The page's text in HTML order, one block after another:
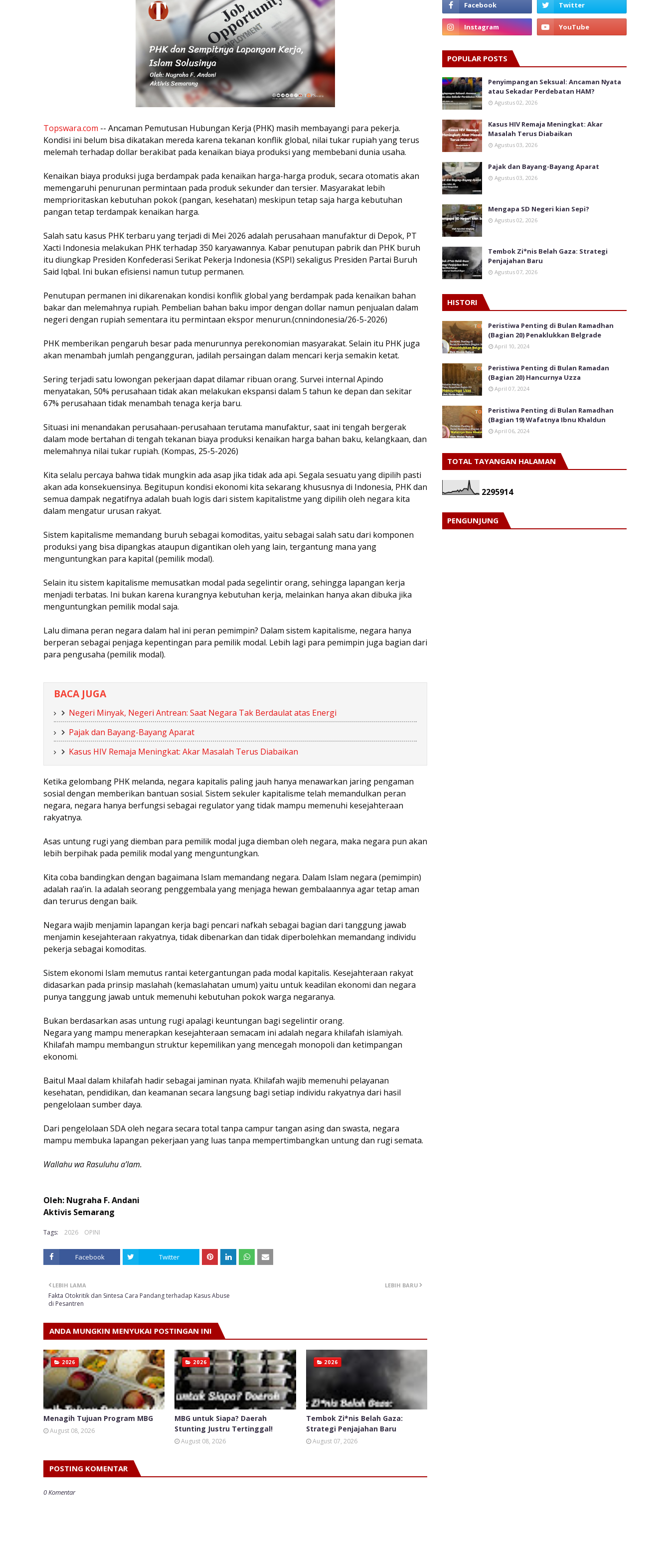
Topswara.com -- Ancaman Pemutusan Hubungan Kerja (PHK) masih membayangi para pekerja.
Kondisi ini belum bisa dikatakan mereda karena tekanan konflik global, nilai tukar rupiah yang terus
melemah terhadap dollar berakibat pada kenaikan biaya produksi yang membebani dunia usaha.
Kenaikan biaya produksi juga berdampak pada kenaikan harga-harga produk, secara otomatis akan
memengaruhi penurunan permintaan pada produk sekunder dan tersier. Masyarakat lebih
memprioritaskan kebutuhan pokok (pangan, kesehatan) meskipun tetap saja harga kebutuhan
pangan tetap terdampak kenaikan harga.
Salah satu kasus PHK terbaru yang terjadi di Mei 2026 adalah perusahaan manufaktur di Depok, PT
Xacti Indonesia melakukan PHK terhadap 350 karyawannya. Kabar penutupan pabrik dan PHK buruh
itu diungkap Presiden Konfederasi Serikat Pekerja Indonesia (KSPI) sekaligus Presiden Partai Buruh
Said Iqbal. Ini bukan efisiensi namun tutup permanen.
Penutupan permanen ini dikarenakan kondisi konflik global yang berdampak pada kenaikan bahan
bakar dan melemahnya rupiah. Pembelian bahan baku impor dengan dollar namun penjualan dalam
negeri dengan rupiah sementara itu permintaan ekspor menurun.(cnnindonesia/26-5-2026)
PHK memberikan pengaruh besar pada menurunnya perekonomian masyarakat. Selain itu PHK juga
akan menambah jumlah pengangguran, jadilah persaingan dalam mencari kerja semakin ketat.
Sering terjadi satu lowongan pekerjaan dapat dilamar ribuan orang. Survei internal Apindo
menyatakan, 50% perusahaan tidak akan melakukan ekspansi dalam 5 tahun ke depan dan sekitar
67% perusahaan tidak menambah tenaga kerja baru.
Situasi ini menandakan perusahaan-perusahaan terutama manufaktur, saat ini tengah bergerak
dalam mode bertahan di tengah tekanan biaya produksi kenaikan harga bahan baku, kelangkaan, dan
melemahnya nilai tukar rupiah. (Kompas, 25-5-2026)
Kita selalu percaya bahwa tidak mungkin ada asap jika tidak ada api. Segala sesuatu yang dipilih pasti
akan ada konsekuensinya. Begitupun kondisi ekonomi kita sekarang khususnya di Indonesia, PHK dan
semua dampak negatifnya adalah buah logis dari sistem kapitalistme yang dipilih oleh negara kita
dalam mengatur urusan rakyat.
Sistem kapitalisme memandang buruh sebagai komoditas, yaitu sebagai salah satu dari komponen
produksi yang bisa dipangkas ataupun digantikan oleh yang lain, tergantung mana yang
menguntungkan para kapital (pemilik modal).
Selain itu sistem kapitalisme memusatkan modal pada segelintir orang, sehingga lapangan kerja
menjadi terbatas. Ini bukan karena kurangnya kebutuhan kerja, melainkan hanya akan dibuka jika
menguntungkan pemilik modal saja.
Lalu dimana peran negara dalam hal ini peran pemimpin? Dalam sistem kapitalisme, negara hanya
berperan sebagai penjaga kepentingan para pemilik modal. Lebih lagi para pemimpin juga bagian dari
para pengusaha (pemilik modal).
BACA JUGA
Negeri Minyak, Negeri Antrean: Saat Negara Tak Berdaulat atas Energi
Pajak dan Bayang-Bayang Aparat
Kasus HIV Remaja Meningkat: Akar Masalah Terus Diabaikan
Ketika gelombang PHK melanda, negara kapitalis paling jauh hanya menawarkan jaring pengaman
sosial dengan memberikan bantuan sosial. Sistem sekuler kapitalisme telah memandulkan peran
negara, negara hanya berfungsi sebagai regulator yang tidak mampu memenuhi kesejahteraan
rakyatnya.
Asas untung rugi yang diemban para pemilik modal juga diemban oleh negara, maka negara pun akan
lebih berpihak pada pemilik modal yang menguntungkan.
Kita coba bandingkan dengan bagaimana Islam memandang negara. Dalam Islam negara (pemimpin)
adalah raa’in. Ia adalah seorang penggembala yang menjaga hewan gembalaannya agar tetap aman
dan terurus dengan baik.
Negara wajib menjamin lapangan kerja bagi pencari nafkah sebagai bagian dari tanggung jawab
menjamin kesejahteraan rakyatnya, tidak dibenarkan dan tidak diperbolehkan memandang individu
pekerja sebagai komoditas.
Sistem ekonomi Islam memutus rantai ketergantungan pada modal kapitalis. Kesejahteraan rakyat
didasarkan pada prinsip maslahah (kemaslahatan umum) yaitu untuk keadilan ekonomi dan negara
punya tanggung jawab untuk memenuhi kebutuhan pokok warga negaranya.
Bukan berdasarkan asas untung rugi apalagi keuntungan bagi segelintir orang.
Negara yang mampu menerapkan kesejahteraan semacam ini adalah negara khilafah islamiyah.
Khilafah mampu membangun struktur kepemilikan yang mencegah monopoli dan ketimpangan
ekonomi.
Baitul Maal dalam khilafah hadir sebagai jaminan nyata. Khilafah wajib memenuhi pelayanan
kesehatan, pendidikan, dan keamanan secara langsung bagi setiap individu rakyatnya dari hasil
pengelolaan sumber daya.
Dari pengelolaan SDA oleh negara secara total tanpa campur tangan asing dan swasta, negara
mampu membuka lapangan pekerjaan yang luas tanpa mempertimbangkan untung dan rugi semata.
Wallahu wa Rasuluhu a’lam.
Oleh: Nugraha F. Andani
Aktivis Semarang
Tags: 2026 OPINI
Facebook Twitter
LEBIH BARU
LEBIH LAMA
Fakta Otokritik dan Sintesa Cara Pandang terhadap Kasus Abuse
di Pesantren
ANDA MUNGKIN MENYUKAI POSTINGAN INI
2026
Menagih Tujuan Program MBG
August 08, 2026
2026
MBG untuk Siapa? Daerah
Stunting Justru Tertinggal!
August 08, 2026
2026
Tembok Zi*nis Belah Gaza:
Strategi Penjajahan Baru
August 07, 2026
POSTING KOMENTAR
0 Komentar
POPULAR POSTS
Penyimpangan Seksual: Ancaman Nyata
atau Sekadar Perdebatan HAM?
Agustus 02, 2026
Kasus HIV Remaja Meningkat: Akar
Masalah Terus Diabaikan
Agustus 03, 2026
Pajak dan Bayang-Bayang Aparat
Agustus 03, 2026
Mengapa SD Negeri kian Sepi?
Agustus 02, 2026
Tembok Zi*nis Belah Gaza: Strategi
Penjajahan Baru
Agustus 07, 2026
HISTORI
Peristiwa Penting di Bulan Ramadhan
(Bagian 20) Penaklukkan Belgrade
April 10, 2024
Peristiwa Penting di Bulan Ramadan
(Bagian 20) Hancurnya Uzza
April 07, 2024
Peristiwa Penting di Bulan Ramadhan
(Bagian 19) Wafatnya Ibnu Khaldun
April 06, 2024
TOTAL TAYANGAN HALAMAN
2295914
PENGUNJUNG